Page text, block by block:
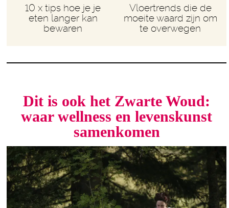
10 x tips hoe je je
eten langer kan
bewaren
Vloertrends die de
moeite waard zijn om
te overwegen
Dit is ook het Zwarte Woud:
waar wellness en levenskunst
samenkomen